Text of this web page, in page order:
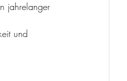
jahrelanger
und